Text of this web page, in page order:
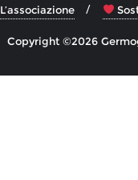
L’associazione
Copyright ©2026